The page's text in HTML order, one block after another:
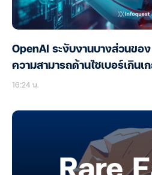
OpenAI ระงับงานบางส่วนขอ
ความสามารถด้านไซเบอร์เกิน
16:24 น.